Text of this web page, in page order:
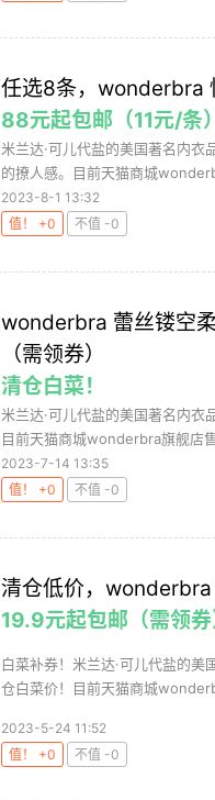
任选8条，wonderbra
88元起包邮（11元/条）
米兰达·可儿代盐的美国著名内衣
的撩人感。目前天猫商城
2023-8-1 13:32
值！ +0
不值 -0
wonderbra 蕾丝镂空
（需领券）
清仓白菜！
米兰达·可儿代盐的美国著名内衣
目前天猫商城wonderbra旗舰店
2023-7-14 13:35
值！ +0
不值 -0
清仓低价，
19.9元起包邮（需领券
白菜补券！米兰达·可儿代盐的
仓白菜价！目前天猫商城
2023-5-24 11:52
值！ +0
不值 -0